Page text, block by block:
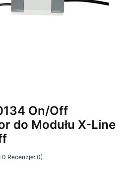
On/Off
do Modułu X-Line
0 Recenzje: 0)